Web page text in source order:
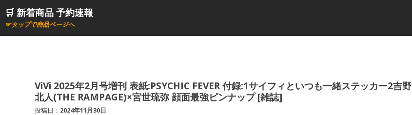
ン🛒 新着商品 予約速報
☞タップで商品ページへ
ViVi 2025年2月号増刊 表紙:PSYCHIC FEVER 付録:1サイフィといつも一緒ステッカー2吉野
北人(THE RAMPAGE)×宮世琉弥 顔面最強ピンナップ [雑誌]
投稿日： 2024年11月30日